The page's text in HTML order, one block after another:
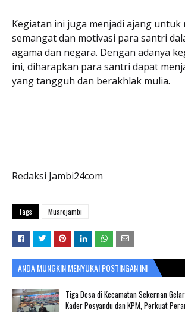
Kegiatan ini juga menjadi ajang
semangat dan motivasi para santri
agama dan negara. Dengan adanya
ini, diharapkan para santri dapat
yang tangguh dan berakhlak mulia.
Redaksi Jambi24com
Tags Muarojambi
ANDA MUNGKIN MENYUKAI POSTINGAN INI
Tiga Desa di Kecamatan Sekernan
Kader Posyandu dan KPM, Perkuat